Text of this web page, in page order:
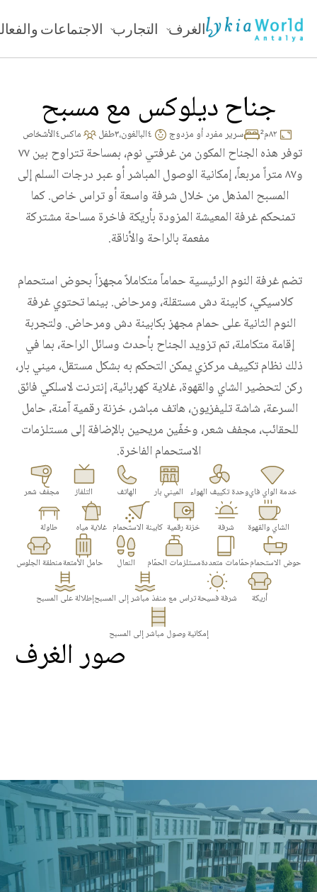
الغرف التجارب الاجتماعات
جناح ديلوكس مع مسبح
٨٢م² سرير مفرد أو مزدوج ٤البالغون،٣طفل ماكس٤الأشخاص
الاستحمام الفاخرة.
خدمة الواي فايوحدة تكييف الهواء الميني بار الهاتف التلفاز مجفف شعر
الشاي والقهوة شرفة خزنة رقمية كابينة الاستحمام غلاية مياه طاولة
حوض الاستحمامحمّامات متعددةمستلزمات الحمّام النعال حامل الأمتعةمنطقة الجلوس
أريكة شرفة فسيحةتراس مع منفذ مباشر إلى المسبحإطلالة على المسبح
إمكانية وصول مباشر إلى المسبحصور الغرف